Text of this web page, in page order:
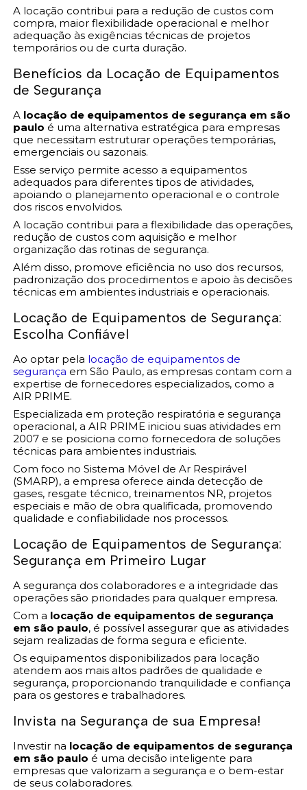
A locação contribui para a redução de custos com
compra, maior flexibilidade operacional e melhor
adequação às exigências técnicas de projetos
temporários ou de curta duração.
Benefícios da Locação de Equipamentos
de Segurança
A locação de equipamentos de segurança em são
paulo é uma alternativa estratégica para empresas
que necessitam estruturar operações temporárias,
emergenciais ou sazonais.
Esse serviço permite acesso a equipamentos
adequados para diferentes tipos de atividades,
apoiando o planejamento operacional e o controle
dos riscos envolvidos.
A locação contribui para a flexibilidade das operações,
redução de custos com aquisição e melhor
organização das rotinas de segurança.
Além disso, promove eficiência no uso dos recursos,
padronização dos procedimentos e apoio às decisões
técnicas em ambientes industriais e operacionais.
Locação de Equipamentos de Segurança:
Escolha Confiável
Ao optar pela locação de equipamentos de
segurança em São Paulo, as empresas contam com a
expertise de fornecedores especializados, como a
AIR PRIME.
Especializada em proteção respiratória e segurança
operacional, a AIR PRIME iniciou suas atividades em
2007 e se posiciona como fornecedora de soluções
técnicas para ambientes industriais.
Com foco no Sistema Móvel de Ar Respirável
(SMARP), a empresa oferece ainda detecção de
gases, resgate técnico, treinamentos NR, projetos
especiais e mão de obra qualificada, promovendo
qualidade e confiabilidade nos processos.
Locação de Equipamentos de Segurança:
Segurança em Primeiro Lugar
A segurança dos colaboradores e a integridade das
operações são prioridades para qualquer empresa.
Com a locação de equipamentos de segurança
em são paulo, é possível assegurar que as atividades
sejam realizadas de forma segura e eficiente.
Os equipamentos disponibilizados para locação
atendem aos mais altos padrões de qualidade e
segurança, proporcionando tranquilidade e confiança
para os gestores e trabalhadores.
Invista na Segurança de sua Empresa!
Investir na locação de equipamentos de segurança
em são paulo é uma decisão inteligente para
empresas que valorizam a segurança e o bem-estar
de seus colaboradores.